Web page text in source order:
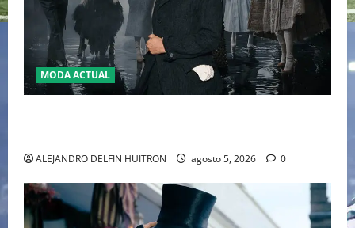
MODA ACTUAL
ALEJANDRO DELFIN HUITRON agosto 5, 2026 0